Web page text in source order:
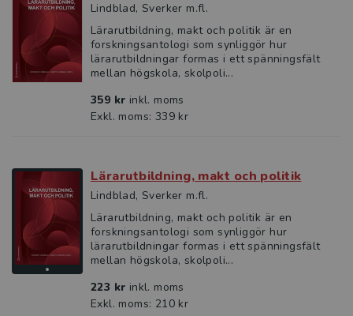
Lindblad, Sverker m.fl.
Lärarutbildning, makt och politik är en
forskningsantologi som synliggör hur
lärarutbildningar formas i ett spänningsfält
mellan högskola, skolpoli...
359 kr inkl. moms
Exkl. moms: 339 kr
Lärarutbildning, makt och politik
Lindblad, Sverker m.fl.
Lärarutbildning, makt och politik är en
forskningsantologi som synliggör hur
lärarutbildningar formas i ett spänningsfält
mellan högskola, skolpoli...
223 kr inkl. moms
Exkl. moms: 210 kr